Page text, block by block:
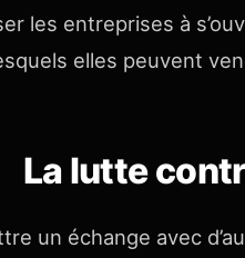
les entreprises à
elles peuvent
La lutte
un échange avec